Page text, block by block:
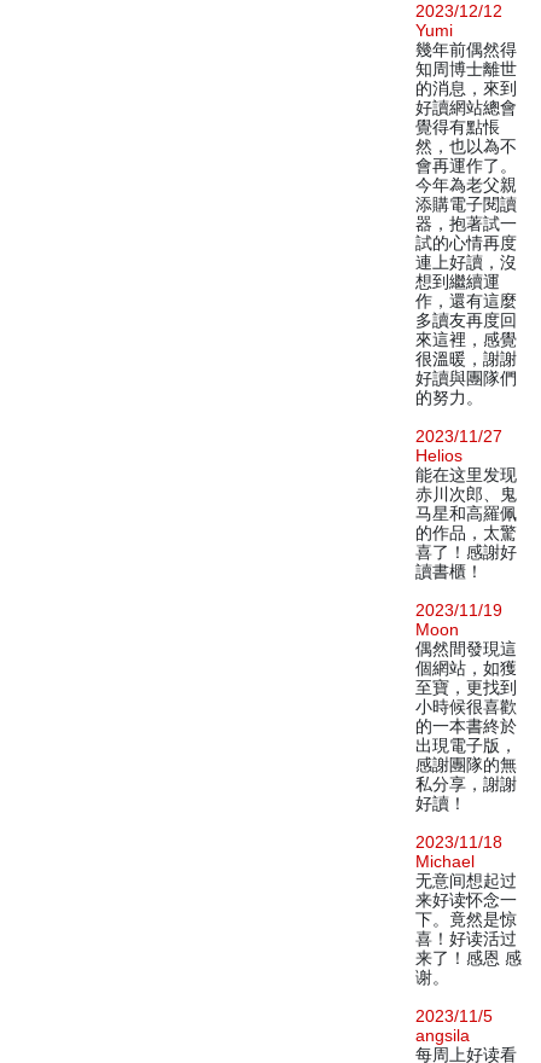
2023/12/12
Yumi
幾年前偶然得
知周博士離世
的消息，來到
好讀網站總會
覺得有點悵
然，也以為不
會再運作了。
今年為老父親
添購電子閱讀
器，抱著試一
試的心情再度
連上好讀，沒
想到繼續運
作，還有這麼
多讀友再度回
來這裡，感覺
很溫暖，謝謝
好讀與團隊們
的努力。
2023/11/27
Helios
能在这里发现
赤川次郎、鬼
马星和高羅佩
的作品，太驚
喜了！感謝好
讀書櫃！
2023/11/19
Moon
偶然間發現這
個網站，如獲
至寶，更找到
小時候很喜歡
的一本書終於
出現電子版，
感謝團隊的無
私分享，謝謝
好讀！
2023/11/18
Michael
无意间想起过
来好读怀念一
下。竟然是惊
喜！好读活过
来了！感恩 感
谢。
2023/11/5
angsila
每周上好读看